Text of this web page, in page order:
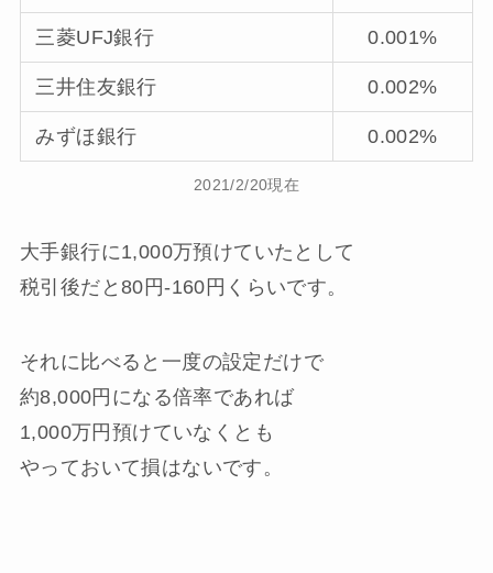
三菱UFJ銀行 0.001%
三井住友銀行 0.002%
みずほ銀行 0.002%
2021/2/20現在
大手銀行に1,000万預けていたとして
税引後だと80円-160円くらいです。
それに比べると 一度の設定だけで
約8,000円 になる倍率であれば
1,000万円預けていなくとも
やっておいて損はないです。